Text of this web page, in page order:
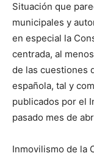
Situación que
municipales y
en especial la
centrada, al
de las cuestiones
española, tal y
publicados por el
pasado mes de
Inmovilismo de la